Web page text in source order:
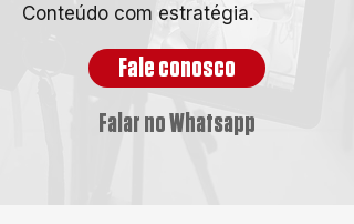
Conteúdo com estratégia.
Fale conosco
Falar no Whatsapp